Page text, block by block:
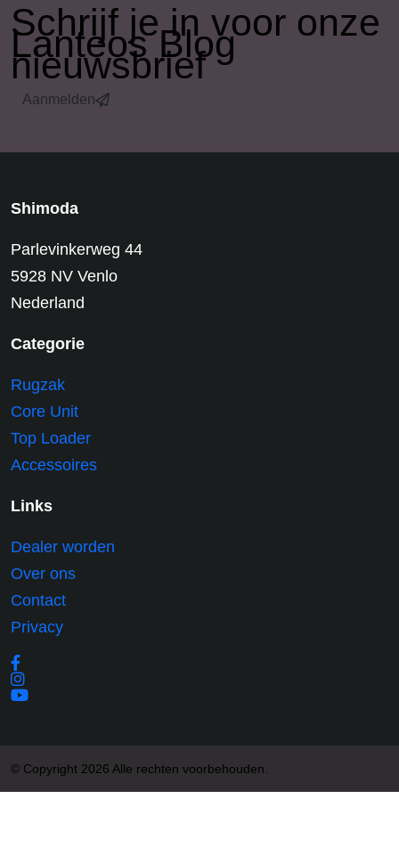
​Schrijf je in voor onze
Lanteos Blog
nieuwsbrief
Aanmelden
Shimoda
Parlevinkerweg 44
5928 NV Venlo
Nederland
Categorie
Rugzak
Core Unit
Top Loader
Accessoires
Links
Dealer worden
Over ons
Contact
Privacy
© Copyright 2026 Alle rechten voorbehouden.